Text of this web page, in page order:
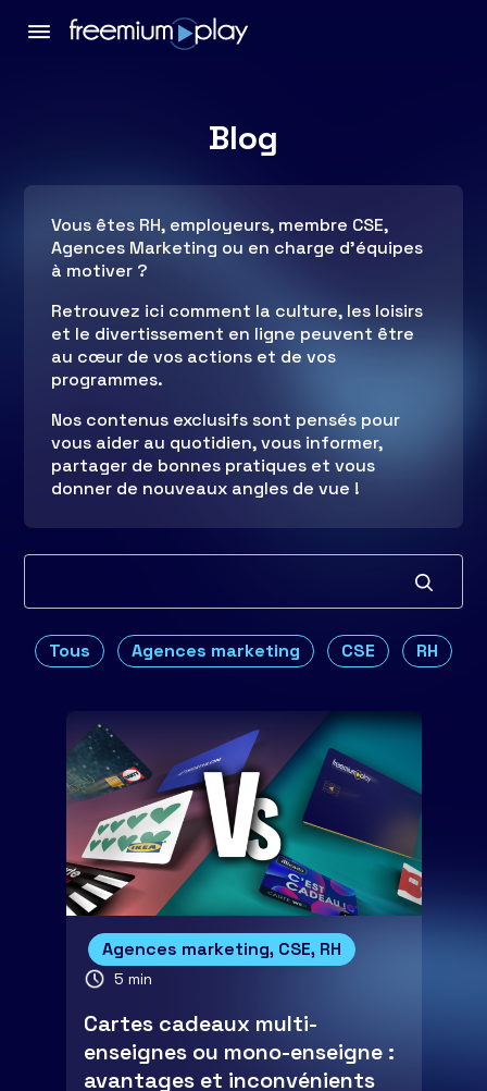
Blog
Vous êtes RH, employeurs, membre CSE,
Agences Marketing ou en charge d’équipes
à motiver ?
Retrouvez ici comment la culture, les loisirs
et le divertissement en ligne peuvent être
au cœur de vos actions et de vos
programmes.
Nos contenus exclusifs sont pensés pour
vous aider au quotidien, vous informer,
partager de bonnes pratiques et vous
donner de nouveaux angles de vue !
Tous Agences marketing CSE RH
Agences marketing, CSE, RH
5 min
Cartes cadeaux multi-
enseignes ou mono-enseigne :
avantages et inconvénients